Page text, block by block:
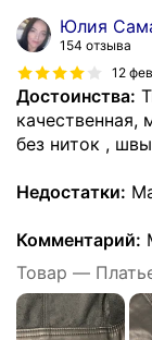
Юлия
154 отзыва
12
Достоинства:
качественная,
без ниток ,
Недостатки:
Комментарий:
Товар —